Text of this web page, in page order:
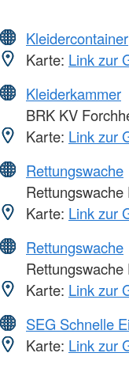
Kleidercontainer
Karte: Link zur
Kleiderkammer
BRK KV
Karte: Link zur
Rettungswache
Rettungswache
Karte: Link zur
Rettungswache
Karte: Link zur
SEG Schnelle
Karte: Link zur